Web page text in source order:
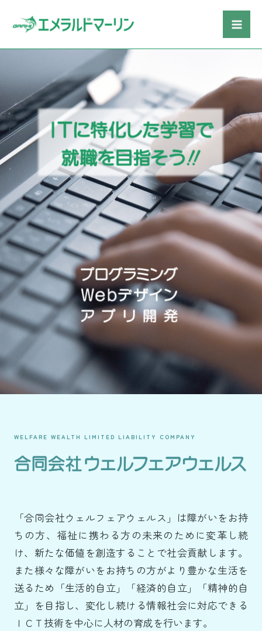
ッ
プ
WELFARE WEALTH LIMITED LIABILITY COMPANY
「合同会社ウェルフェアウェルス」は障がいをお持
ちの方、福祉に携わる方の未来のために変革し続
け、新たな価値を創造することで社会貢献します。
また様々な障がいをお持ちの方がより豊かな生活を
送るため「生活的自立」「経済的自立」「精神的自
立」を目指し、変化し続ける情報社会に対応できる
ＩＣＴ技術を中心に人材の育成を行います。